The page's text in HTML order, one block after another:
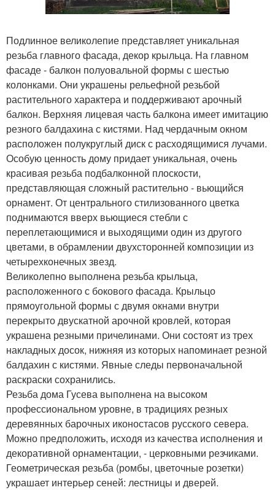
Подлинное великолепие представляет уникальная
резьба главного фасада, декор крыльца. На главном
фасаде - балкон полуовальной формы с шестью
колонками. Они украшены рельефной резьбой
растительного характера и поддерживают арочный
балкон. Верхняя лицевая часть балкона имеет имитацию
резного балдахина с кистями. Над чердачным окном
расположен полукруглый диск с расходящимися лучами.
Особую ценность дому придает уникальная, очень
красивая резьба подбалконной плоскости,
представляющая сложный растительно - вьющийся
орнамент. От центрального стилизованного цветка
поднимаются вверх вьющиеся стебли с
переплетающимися и выходящими один из другого
цветами, в обрамлении двухсторонней композиции из
четырехконечных звезд.
Великолепно выполнена резьба крыльца,
расположенного с бокового фасада. Крыльцо
прямоугольной формы с двумя окнами внутри
перекрыто двускатной арочной кровлей, которая
украшена резными причелинами. Они состоят из трех
накладных досок, нижняя из которых напоминает резной
балдахин с кистями. Явные следы первоначальной
раскраски сохранились.
Резьба дома Гусева выполнена на высоком
профессиональном уровне, в традициях резных
деревянных барочных иконостасов русского севера.
Можно предположить, исходя из качества исполнения и
декоративной орнаментации, - церковными резчиками.
Геометрическая резьба (ромбы, цветочные розетки)
украшает интерьер сеней: лестницы и дверей.